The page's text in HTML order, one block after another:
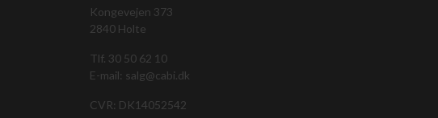
Kongevejen 373
2840 Holte
Tlf. 30 50 62 10
E-mail: salg@cabi.dk
CVR: DK14052542